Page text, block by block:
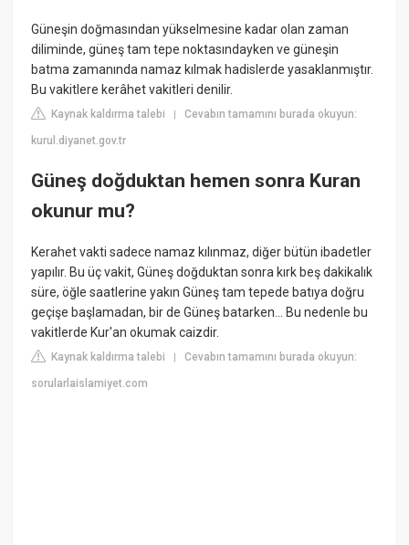
Güneşin doğmasından yükselmesine kadar olan zaman
diliminde, güneş tam tepe noktasındayken ve güneşin
batma zamanında namaz kılmak hadislerde yasaklanmıştır.
Bu vakitlere kerâhet vakitleri denilir.
Kaynak kaldırma talebi |Cevabın tamamını burada okuyun:
kurul.diyanet.gov.tr
Güneş doğduktan hemen sonra Kuran
okunur mu?
Kerahet vakti sadece namaz kılınmaz, diğer bütün ibadetler
yapılır. Bu üç vakit, Güneş doğduktan sonra kırk beş dakikalık
süre, öğle saatlerine yakın Güneş tam tepede batıya doğru
geçişe başlamadan, bir de Güneş batarken... Bu nedenle bu
vakitlerde Kur'an okumak caizdir.
Kaynak kaldırma talebi |Cevabın tamamını burada okuyun:
sorularlaislamiyet.com